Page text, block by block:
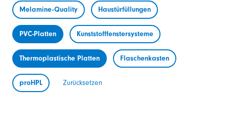
Melamine-Quality Haustürfüllungen
PVC-Platten Kunststofffenstersysteme
Thermoplastische Platten Flaschenkasten
proHPL Zurücksetzen